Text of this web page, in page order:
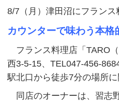
8/7（月）津田沼にフランス
カウンターで味わう本格
フランス料理店「TARO
西3-5-15、TEL047-456-
駅北口から徒歩7分の場所に
同店のオーナーは、習志